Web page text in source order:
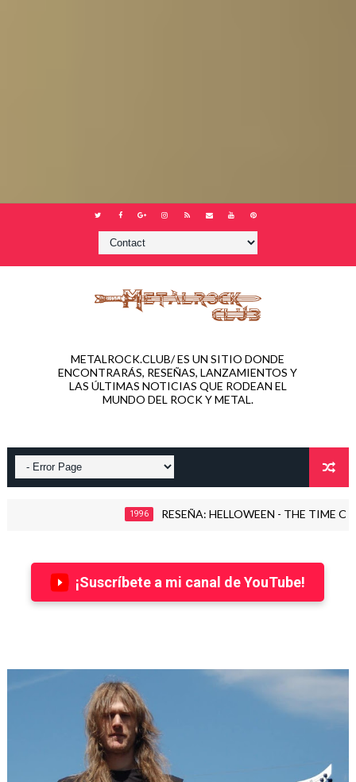
METALROCK.CLUB/ ES UN SITIO DONDE
ENCONTRARÁS, RESEÑAS, LANZAMIENTOS Y
LAS ÚLTIMAS NOTICIAS QUE RODEAN EL
MUNDO DEL ROCK Y METAL.
RESEÑA: HELLOWEEN - THE TIME OF THE OATH
¡Suscríbete a mi canal de YouTube!